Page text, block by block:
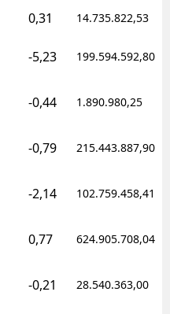
0,31 14.735.822,53
-5,23 199.594.592,80
-0,44 1.890.980,25
-0,79 215.443.887,90
-2,14 102.759.458,41
0,77 624.905.708,04
-0,21 28.540.363,00